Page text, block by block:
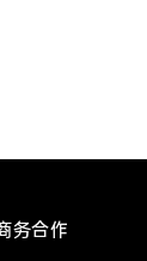
务合作